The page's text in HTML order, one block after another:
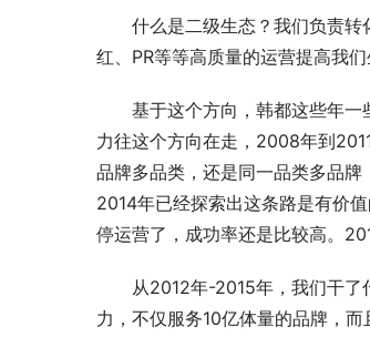
什么是二级生态？我们负责
红、PR等等高质量的运营提高我
基于这个方向，韩都这些年
力往这个方向在走，2008年到
品牌多品类，还是同一品类多品
2014年已经探索出这条路是有价
停运营了，成功率还是比较高。
从2012年-2015年，我们干了
力，不仅服务10亿体量的品牌，